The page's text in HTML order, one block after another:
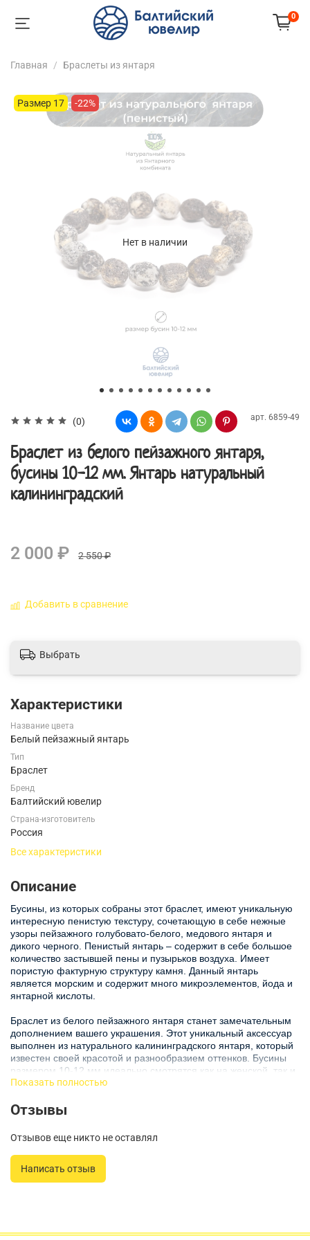
0
Главная Браслеты из янтаря
Нет в наличии
Размер 17 -22%
(0) арт. 6859-49
Браслет из белого пейзажного янтаря,
бусины 10-12 мм. Янтарь натуральный
калининградский
2 000 ₽ 2 550 ₽
Добавить в сравнение
Выбрать
Характеристики
Название цвета
Белый пейзажный янтарь
Тип
Браслет
Бренд
Балтийский ювелир
Страна-изготовитель
Россия
Все характеристики
Описание
Бусины, из которых собраны этот браслет, имеют уникальную
интересную пенистую текстуру, сочетающую в себе нежные
узоры пейзажного голубовато-белого, медового янтаря и
дикого черного. Пенистый янтарь – содержит в себе большое
количество застывшей пены и пузырьков воздуха. Имеет
пористую фактурную структуру камня. Данный янтарь
является морским и содержит много микроэлементов, йода и
янтарной кислоты.
Браслет из белого пейзажного янтаря станет замечательным
дополнением вашего украшения. Этот уникальный аксессуар
выполнен из натурального калининградского янтаря, который
известен своей красотой и разнообразием оттенков. Бусины
размером 10-12 мм идеально смотрятся как на женской, так и
на мужской руке, что делает этот браслет всеобъемлющим и
камень с богатой историей и удивительными свойствами.
Браслет обладает легким, теплым блеском, который
привлекает взгляды и выделяет своего обладателя. Благодаря
своей мягкой текстуре и естественным формам, этот
янтарный браслет выглядит очень привлекательно.
браслет подходящим для повседневной носки и для особых
Показать полностью
Отзывы
Отзывов еще никто не оставлял
Написать отзыв